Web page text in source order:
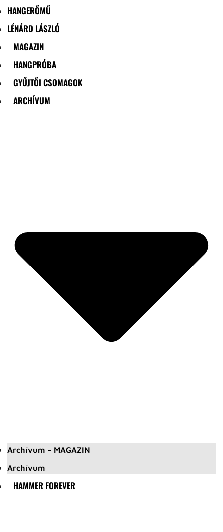
HANGERŐMŰ
LÉNÁRD LÁSZLÓ
MAGAZIN
HANGPRÓBA
GYŰJTŐI CSOMAGOK
ARCHÍVUM
Archívum – MAGAZIN
Archívum
HAMMER FOREVER